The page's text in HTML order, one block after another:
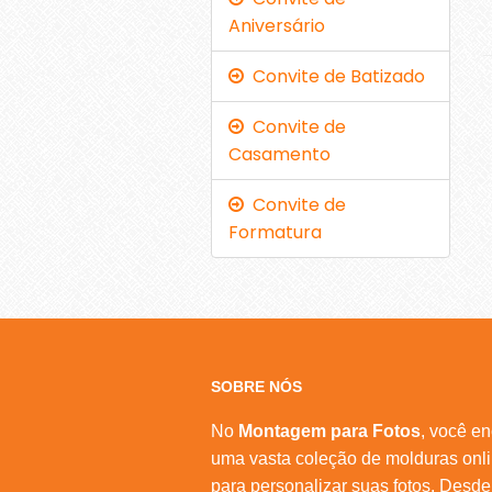
Aniversário
Convite de Batizado
Convite de
Casamento
Convite de
Formatura
SOBRE NÓS
No Montagem para Fotos, você
uma vasta coleção de molduras
para personalizar suas fotos. Desde